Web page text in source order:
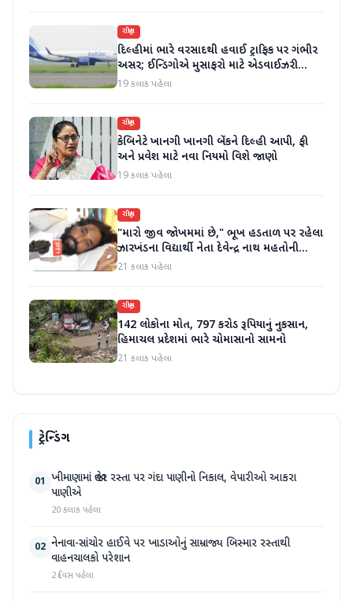
રાષ્ટ્રીય
દિલ્હીમાં ભારે વરસાદથી હવાઈ ટ્રાફિક પર ગંભીર
અસર; ઈન્ડિગોએ મુસાફરો માટે એડવાઈઝરી
જાહેર કરી
19 કલાક પહેલા
રાષ્ટ્રીય
કેબિનેટે ખાનગી ખાનગી બેંકને દિલ્હી આપી, ફી
અને પ્રવેશ માટે નવા નિયમો વિશે જાણો
19 કલાક પહેલા
રાષ્ટ્રીય
"મારો જીવ જોખમમાં છે," ભૂખ હડતાળ પર રહેલા
ઝારખંડના વિદ્યાર્થી નેતા દેવેન્દ્ર નાથ મહતોની
તબિયત ખરાબ
21 કલાક પહેલા
રાષ્ટ્રીય
142 લોકોના મોત, 797 કરોડ રૂપિયાનું નુકસાન,
હિમાચલ પ્રદેશમાં ભારે ચોમાસાનો સામનો
21 કલાક પહેલા
ટ્રેન્ડિંગ
01 ખીમાણામાં જાહેર રસ્તા પર ગંદા પાણીનો નિકાલ, વેપારીઓ આકરા
પાણીએ
20 કલાક પહેલા
02 નેનાવા-સાંચોર હાઈવે પર ખાડાઓનું સામ્રાજ્ય બિસ્માર રસ્તાથી
વાહનચાલકો પરેશાન
2 દિવસ પહેલા